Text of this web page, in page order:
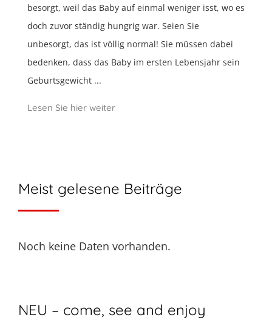
besorgt, weil das Baby auf einmal weniger isst, wo es
doch zuvor ständig hungrig war. Seien Sie
unbesorgt, das ist völlig normal! Sie müssen dabei
bedenken, dass das Baby im ersten Lebensjahr sein
Geburtsgewicht ...
Lesen Sie hier weiter
Meist gelesene Beiträge
Noch keine Daten vorhanden.
NEU – come, see and enjoy